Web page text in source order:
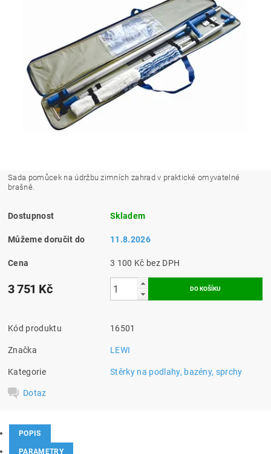
Sada pomůcek na údržbu zimních zahrad v praktické omyvatelné
brašně.
Dostupnost Skladem
Můžeme doručit do 11.8.2026
Cena 3 100 Kč bez DPH
3 751 Kč
Kód produktu 16501
Značka LEWI
Kategorie Stěrky na podlahy, bazény, sprchy
Dotaz
POPIS
PARAMETRY